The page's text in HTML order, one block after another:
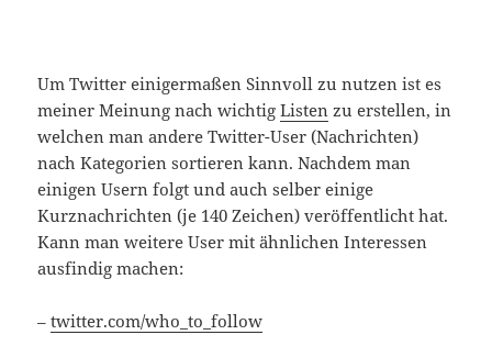
Um Twitter einigermaßen Sinnvoll zu nutzen ist es
meiner Meinung nach wichtigListen zu erstellen, in
welchen man andere Twitter-User (Nachrichten)
nach Kategorien sortieren kann. Nachdem man
einigen Usern folgt und auch selber einige
Kurznachrichten (je 140 Zeichen) veröffentlicht hat.
Kann man weitere User mit ähnlichen Interessen
ausfindig machen:
–twitter.com/who_to_follow